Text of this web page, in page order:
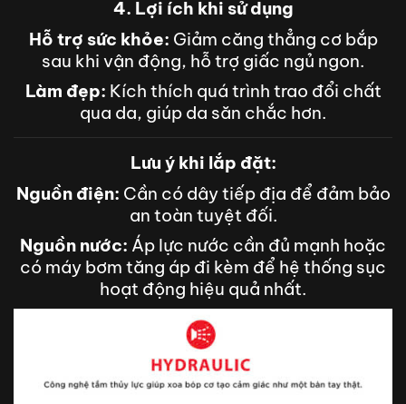
4. Lợi ích khi sử dụng
Hỗ trợ sức khỏe: Giảm căng thẳng cơ bắp
sau khi vận động, hỗ trợ giấc ngủ ngon.
Làm đẹp: Kích thích quá trình trao đổi chất
qua da, giúp da săn chắc hơn.
Lưu ý khi lắp đặt:
Nguồn điện: Cần có dây tiếp địa để đảm bảo
an toàn tuyệt đối.
Nguồn nước: Áp lực nước cần đủ mạnh hoặc
có máy bơm tăng áp đi kèm để hệ thống sục
hoạt động hiệu quả nhất.